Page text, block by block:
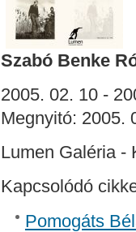
Szabó Benke
2005. 02. 10 -
Megnyitó: 2005.
Lumen Galéria -
Kapcsolódó
Pomogáts